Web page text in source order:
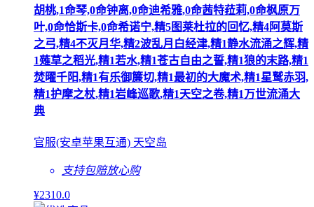
胡桃,1命琴,0命钟离,0命迪希雅,0命茜特菈莉,0命枫原万
叶,0命恰斯卡,0命希诺宁,精5图莱杜拉的回忆,精4阿莫斯
之弓,精4不灭月华,精2波乱月白经津,精1静水流涌之辉,精
1薙草之稻光,精1若水,精1苍古自由之誓,精1狼的末路,精1
焚曜千阳,精1有乐御簾切,精1最初的大魔术,精1星鹫赤羽,
精1护摩之杖,精1岩峰巡歌,精1天空之卷,精1万世流涌大
典
官服(安卓苹果互通) 天空岛
支持包赔放心购
¥2310.0